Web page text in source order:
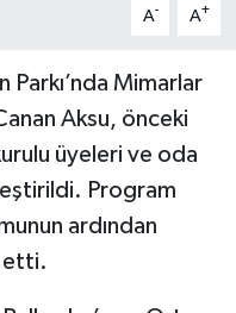
A- A+
Parkı’nda Mimarlar
Aksu, önceki
üyeleri ve oda
Program
ardından
etti.